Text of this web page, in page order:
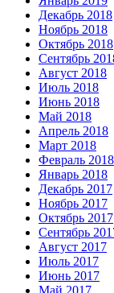
Декабрь 2018
Ноябрь 2018
Октябрь 2018
Сентябрь
Август 2018
Июль 2018
Июнь 2018
Май 2018
Апрель 2018
Март 2018
Февраль 2018
Январь 2018
Декабрь 2017
Ноябрь 2017
Октябрь 2017
Сентябрь
Август 2017
Июль 2017
Июнь 2017
Май 2017